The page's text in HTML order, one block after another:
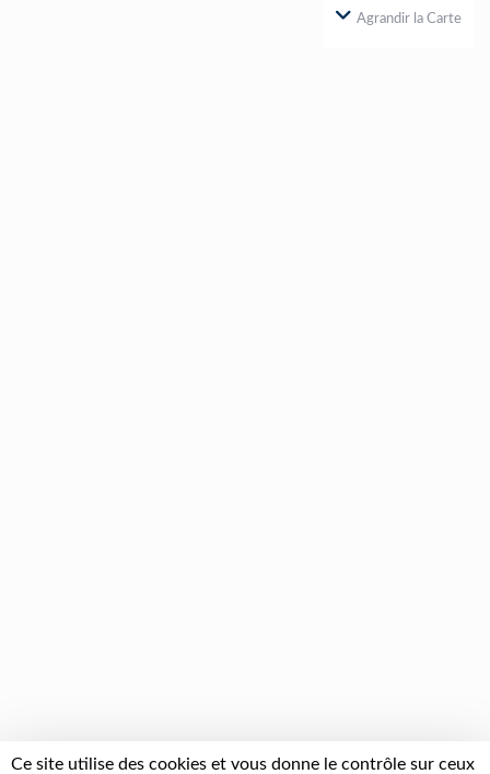
Agrandir la Carte
Ce site utilise des cookies et vous donne le contrôle sur ceux